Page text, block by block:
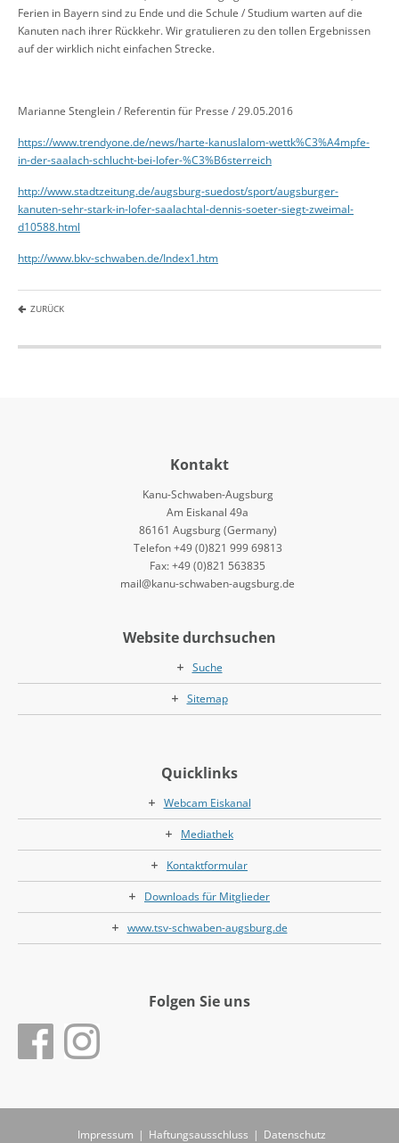
Ferien in Bayern sind zu Ende und die Schule / Studium warten auf die
Kanuten nach ihrer Rückkehr. Wir gratulieren zu den tollen Ergebnissen
auf der wirklich nicht einfachen Strecke.
Marianne Stenglein / Referentin für Presse / 29.05.2016
https://www.trendyone.de/news/harte-kanuslalom-wettk%C3%A4mpfe-
in-der-saalach-schlucht-bei-lofer-%C3%B6sterreich
http://www.stadtzeitung.de/augsburg-suedost/sport/augsburger-
kanuten-sehr-stark-in-lofer-saalachtal-dennis-soeter-siegt-zweimal-
d10588.html
http://www.bkv-schwaben.de/Index1.htm
ZURÜCK
Kontakt
Kanu-Schwaben-Augsburg
Am Eiskanal 49a
86161 Augsburg (Germany)
Telefon +49 (0)821 999 69813
Fax: +49 (0)821 563835
mail@kanu-schwaben-augsburg.de
Website durchsuchen
Suche
Sitemap
Quicklinks
Webcam Eiskanal
Mediathek
Kontaktformular
Downloads für Mitglieder
www.tsv-schwaben-augsburg.de
Folgen Sie uns
Impressum | Haftungsausschluss | Datenschutz